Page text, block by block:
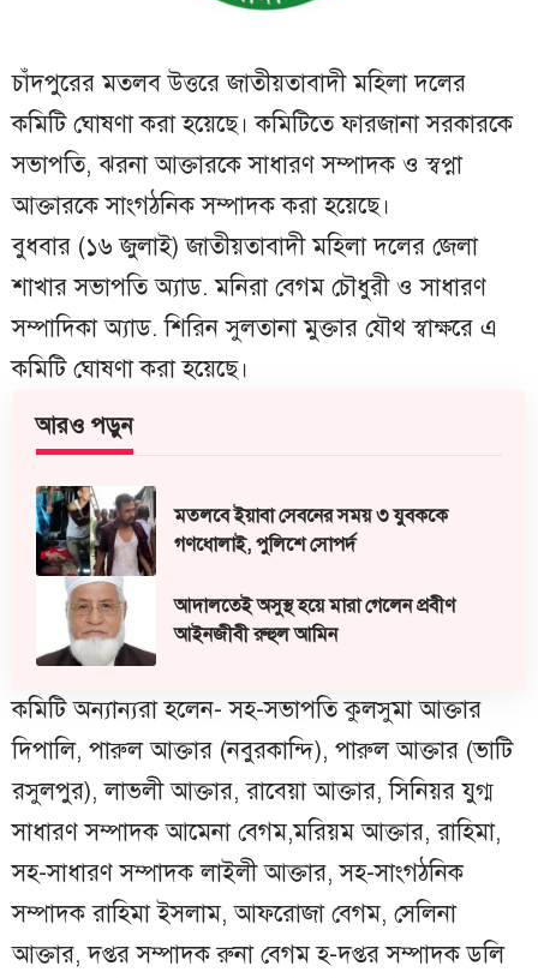
চাঁদপুরের মতলব উত্তরে জাতীয়তাবাদী মহিলা দলের
কমিটি ঘোষণা করা হয়েছে। কমিটিতে ফারজানা সরকারকে
সভাপতি, ঝরনা আক্তারকে সাধারণ সম্পাদক ও স্বপ্না
আক্তারকে সাংগঠনিক সম্পাদক করা হয়েছে।
বুধবার (১৬ জুলাই) জাতীয়তাবাদী মহিলা দলের জেলা
শাখার সভাপতি অ্যাড. মনিরা বেগম চৌধুরী ও সাধারণ
সম্পাদিকা অ্যাড. শিরিন সুলতানা মুক্তার যৌথ স্বাক্ষরে এ
কমিটি ঘোষণা করা হয়েছে।
আরও পড়ুন
মতলবে ইয়াবা সেবনের সময় ৩ যুবককে
গণধোলাই, পুলিশে সোপর্দ
আদালতেই অসুস্থ হয়ে মারা গেলেন প্রবীণ
আইনজীবী রুহুল আমিন
কমিটি অন্যান্যরা হলেন- সহ-সভাপতি কুলসুমা আক্তার
দিপালি, পারুল আক্তার (নবুরকান্দি), পারুল আক্তার (ভাটি
রসুলপুর), লাভলী আক্তার, রাবেয়া আক্তার, সিনিয়র যুগ্ম
সাধারণ সম্পাদক আমেনা বেগম,মরিয়ম আক্তার, রাহিমা,
সহ-সাধারণ সম্পাদক লাইলী আক্তার, সহ-সাংগঠনিক
সম্পাদক রাহিমা ইসলাম, আফরোজা বেগম, সেলিনা
আক্তার, দপ্তর সম্পাদক রুনা বেগম হ-দপ্তর সম্পাদক ডলি